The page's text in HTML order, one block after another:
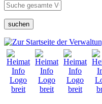
suchen